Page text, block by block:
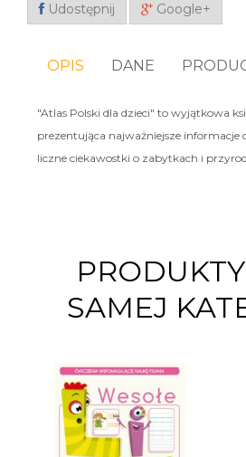
Udostępnij Google+
OPIS DANE
"Atlas Polski dla dzieci" to wyjątkowa
prezentująca najważniejsze informacje
liczne ciekawostki o zabytkach i
SAMEJ